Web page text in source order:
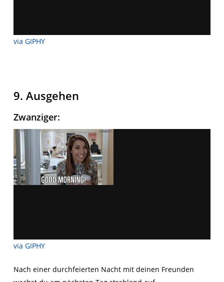
via GIPHY
9. Ausgehen
Zwanziger:
via GIPHY
Nach einer durchfeierten Nacht mit deinen Freunden